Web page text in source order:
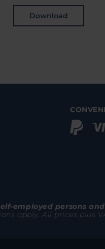
Download
employed persons
apply. All prices plus